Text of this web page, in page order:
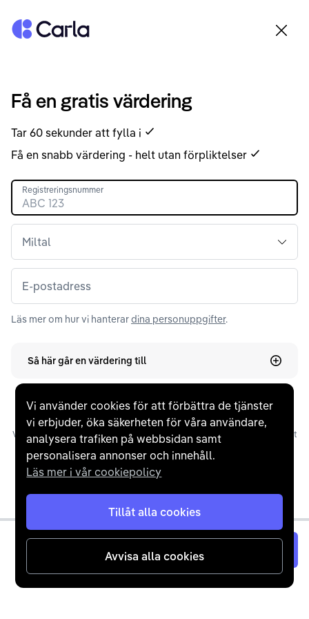
Vi använder cookies för att förbättra de tjänster
vi erbjuder, öka säkerheten för våra användare,
analysera trafiken på webbsidan samt
personalisera annonser och innehåll.
Läs mer i vår cookiepolicy
Tillåt alla cookies
Avvisa alla cookies
Tillbaka till startsidan
Få en gratis värdering
Tar 60 sekunder att fylla i
Få en snabb värdering - helt utan förpliktelser
Registreringsnummer
Miltal
E-postadress
Läs mer om hur vi hanterardina personuppgifter.
Så här går en värdering till
Våra omdömen utgörs av ”Verifierade omdömen” som inhämtats via e-post
efter slutförd affär, manuellt ”Inbjudna omdömen” via e-post, samt
”Overifierade omdömen”, där kunder själva lämnat ett omdöme på
Trustpilot. Trustpilots snittbetyg baseras på tid, frekvens och ett